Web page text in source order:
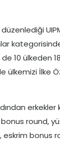
10 ülkeden
ülkemizi İlke
bonus round,
eskrim bonus